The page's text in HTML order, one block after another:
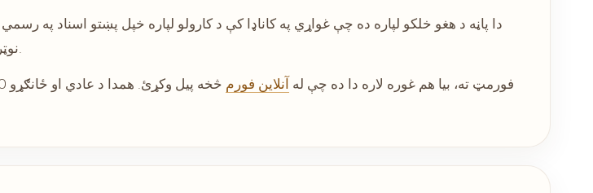
دا پاڼه د هغو خلکو لپاره ده چې غواړي په کاناډا کې د کارولو لپاره خپل پښتو اسناد په
که تاسو نه پوهېږئ چې تصدیق شوې ژباړې ته اړتیا لرئ، نوټري بڼه ته، که د ATIO فورمټ ته، بیا هم غوره لاره دا ده چې له آنلاین فورم څخه پیل وکړئ. همدا د عادي او ځانګړو